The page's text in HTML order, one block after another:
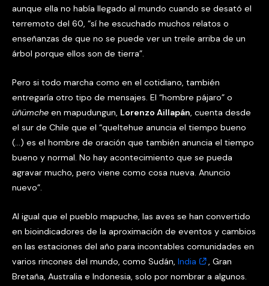
aunque ella no había llegado al mundo cuando se desató el
terremoto del 60, “sí he escuchado muchos relatos o
enseñanzas de que no se puede ver un treile arriba de un
árbol porque ellos son de tierra”.
Pero si todo marcha como en el cotidiano, también
entregaría otro tipo de mensajes. El “hombre pájaro” o
üñümche en mapudungun, Lorenzo Aillapán, cuenta desde
el sur de Chile que el “queltehue anuncia el tiempo bueno
(…) es el hombre de oración que también anuncia el tiempo
bueno y normal. No hay acontecimiento que se pueda
agravar mucho, pero viene como cosa nueva. Anuncio
nuevo”.
Al igual que el pueblo mapuche, las aves se han convertido
en bioindicadores de la aproximación de eventos y cambios
en las estaciones del año para incontables comunidades en
varios rincones del mundo, como Sudán, India
, Gran
Bretaña, Australia e Indonesia, solo por nombrar a algunos.